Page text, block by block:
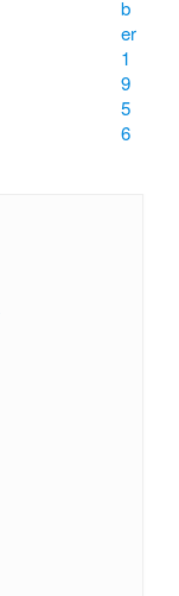
b
er
1
9
5
6